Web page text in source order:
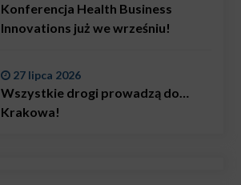
Konferencja Health Business
Innovations już we wrześniu!
27 lipca 2026
Wszystkie drogi prowadzą do…
Krakowa!